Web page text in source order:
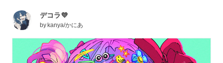
デコラ💜
by kanya/かにあ